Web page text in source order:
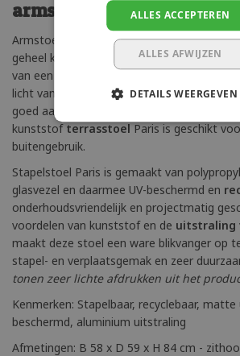
armstoel
Armstoel Paris van het merk Siesta wordt
geheel kunststof in Europa. Een tijdloos
van een buisframe met latjes. Deze
licht van gewicht en makkelijk stapelbaar.
goed aan en de armsteunen zijn prettig
kunststofterrasstoelParis is geschikt
buitengebruik.
Stapelstoel Paris is gemaakt van
glasvezel en daarmee UV-beschermd en
onderhoudsvriendelijk en projectmatig
voordelen van kunststof en de uitstraling
maakt deze stoel een ware blikvanger op
stapel- en verplaatsgemak en zeer
tonen zeer lichte afdrukken uit het
Kenmerken: Stapelbaar, recyclebaar,
beschermd, aluminium uitstraling
Afmetingen: B 58 x D 59 x H 84 cm -
ALLES ACCEPTEREN
ALLES AFWIJZEN
DETAILS WEERGEVEN